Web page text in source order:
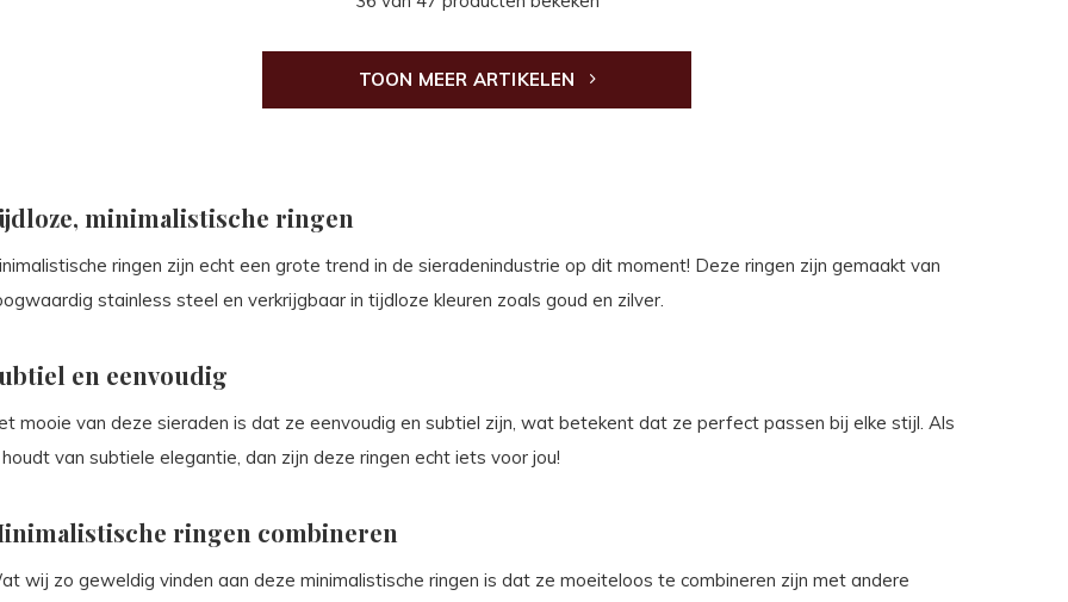
TOON MEER ARTIKELEN
minimalistische ringen
ringen zijn echt een grote trend in de sieradenindustrie op dit moment! Deze ringen zijn gemaakt van
stainless steel en verkrijgbaar in tijdloze kleuren zoals goud en zilver.
en eenvoudig
mooie van deze sieraden is dat ze eenvoudig en subtiel zijn, wat betekent dat ze perfect passen bij elke stijl. Als
van subtiele elegantie, dan zijn deze ringen echt iets voor jou!
ringen combineren
wij zo geweldig vinden aan deze minimalistische ringen is dat ze moeiteloos te combineren zijn met andere